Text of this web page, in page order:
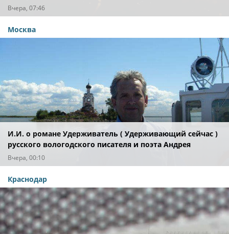
Вчера, 07:46
Москва
И.И. о романе Удерживатель ( Удерживающий сейчас )
русского вологодского писателя и поэта Андрея
Малышева ( роман опубликован в 2016 г. )
Вчера, 00:10
Краснодар